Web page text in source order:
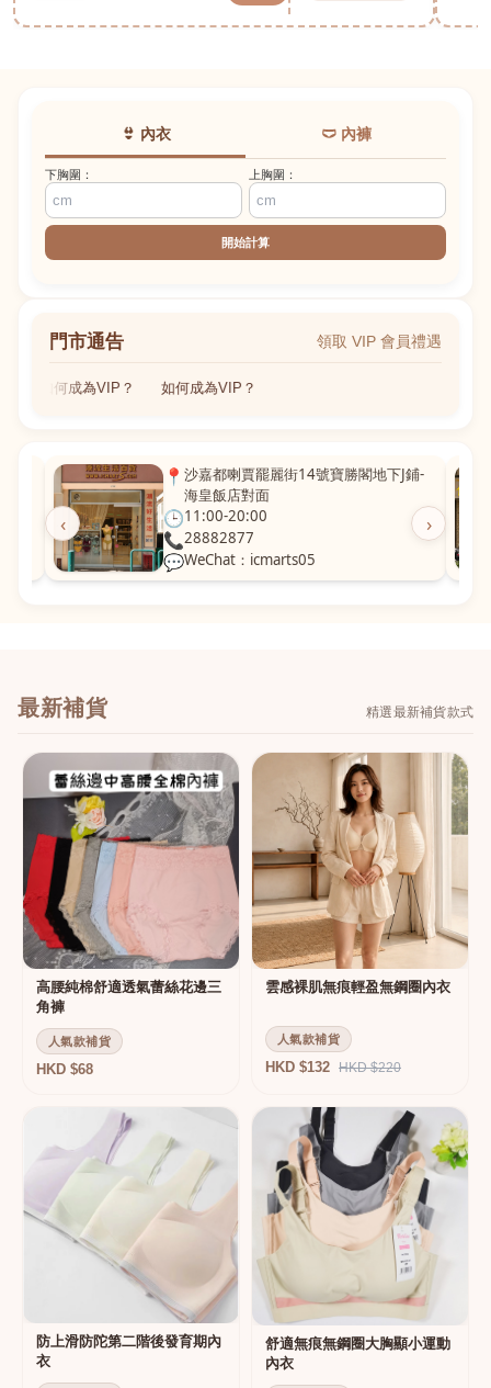
👙 內衣 🩲 內褲
下胸圍： 上胸圍：
開始計算
門市通告 領取 VIP 會員禮遇
如何成為VIP？ 如何成為VIP？
‹ ›
📍 沙嘉都喇賈罷麗街14號寶勝閣地下J鋪-
海皇飯店對面
🕒11:00-20:00
📞28882877
💬WeChat：icmarts05
最新補貨 精選最新補貨款式
高腰純棉舒適透氣蕾絲花邊三
角褲
人氣款補貨
HKD $68
雲感裸肌無痕輕盈無鋼圈內衣
人氣款補貨
HKD $132 HKD $220
防上滑防陀第二階後發育期內
衣
舒適無痕無鋼圈大胸顯小運動
內衣